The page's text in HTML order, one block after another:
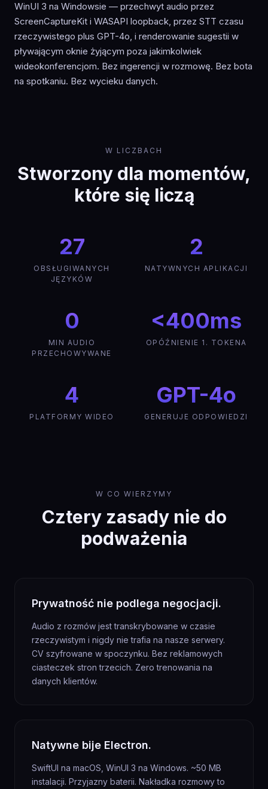
WinUI 3 na Windowsie — przechwyt audio przez
ScreenCaptureKit i WASAPI loopback, przez STT czasu
rzeczywistego plus GPT-4o, i renderowanie sugestii w
pływającym oknie żyjącym poza jakimkolwiek
wideokonferencjom. Bez ingerencji w rozmowę. Bez bota
na spotkaniu. Bez wycieku danych.
W LICZBACH
Stworzony dla momentów,
które się liczą
27
OBSŁUGIWANYCH
JĘZYKÓW
2
NATYWNYCH APLIKACJI
0
MIN AUDIO
PRZECHOWYWANE
<400ms
OPÓŹNIENIE 1. TOKENA
4
PLATFORMY WIDEO
GPT-4o
GENERUJE ODPOWIEDZI
W CO WIERZYMY
Cztery zasady nie do
podważenia
Prywatność nie podlega negocjacji.
Audio z rozmów jest transkrybowane w czasie
rzeczywistym i nigdy nie trafia na nasze serwery.
CV szyfrowane w spoczynku. Bez reklamowych
ciasteczek stron trzecich. Zero trenowania na
danych klientów.
Natywne bije Electron.
SwiftUI na macOS, WinUI 3 na Windows. ~50 MB
instalacji. Przyjazny baterii. Nakładka rozmowy to